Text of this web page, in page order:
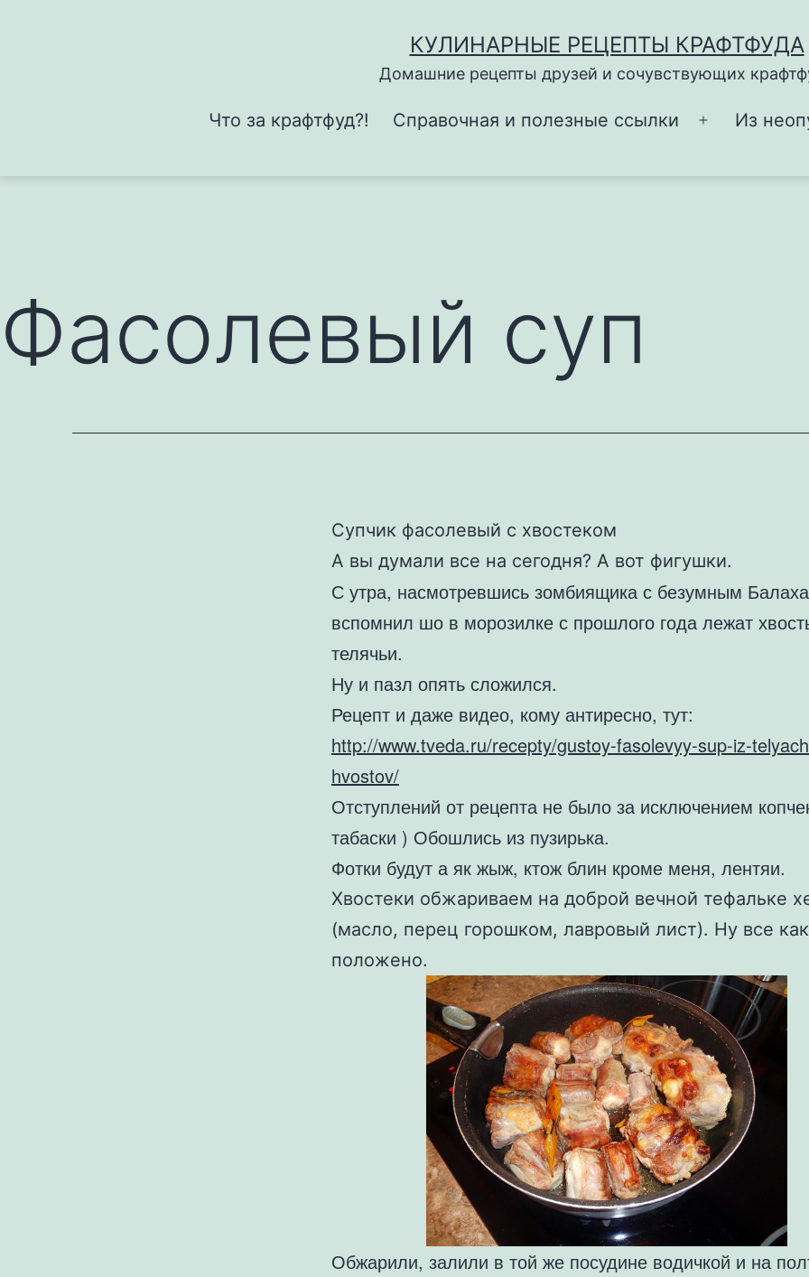
КУЛИНАРНЫЕ РЕЦЕПТЫ КРАФТФУДА
Домашние рецепты друзей и сочувствующих
Что за крафтфуд?! Справочная и полезные ссылки
Открыть
Из
Фасолевый суп
Супчик фасолевый с хвостеком
А вы думали все на сегодня? А вот фигушки.
С утра, насмотревшись зомбиящика с безумным
вспомнил шо в морозилке с прошлого года лежат
телячьи.
Ну и пазл опять сложился.
Рецепт и даже видео, кому антиресно, тут:
http://www.tveda.ru/recepty/gustoy-fasolevyy-sup-iz-
hvostov/
Отступлений от рецепта не было за исключением
табаски ) Обошлись из пузирька.
Фотки будут а як жыж, ктож блин кроме меня, лентяи.
Хвостеки обжариваем на доброй вечной тефальке
(масло, перец горошком, лавровый лист). Ну все как
положено.
Обжарили, залили в той же посудине водичкой и на